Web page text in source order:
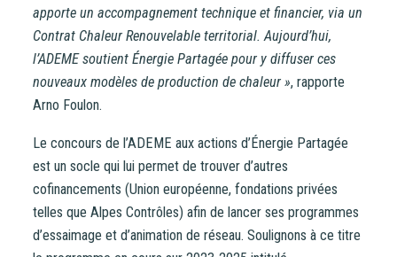
apporte un accompagnement technique et financier, via un
Contrat Chaleur Renouvelable territorial. Aujourd’hui,
l’ADEME soutient Énergie Partagée pour y diffuser ces
nouveaux modèles de production de chaleur », rapporte
Arno Foulon.
Le concours de l’ADEME aux actions d’Énergie Partagée
est un socle qui lui permet de trouver d’autres
cofinancements (Union européenne, fondations privées
telles que Alpes Contrôles) afin de lancer ses programmes
d’essaimage et d’animation de réseau. Soulignons à ce titre